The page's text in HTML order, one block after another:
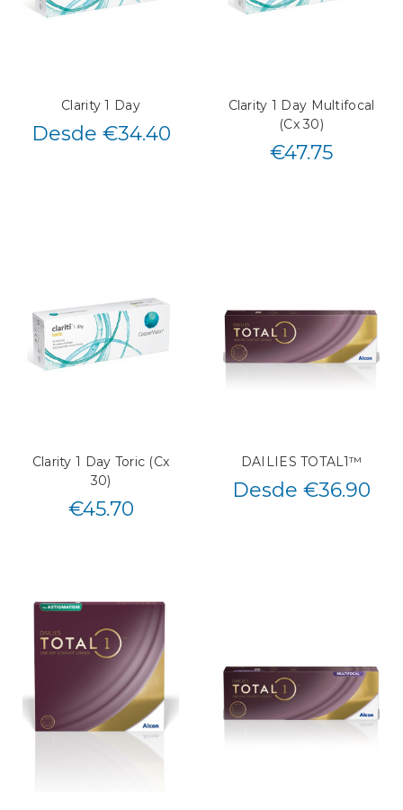
Clarity 1 Day
Desde €34.40
Clarity 1 Day Multifocal
(Cx 30)
€47.75
Clarity 1 Day Toric (Cx
30)
€45.70
DAILIES TOTAL1™
Desde €36.90